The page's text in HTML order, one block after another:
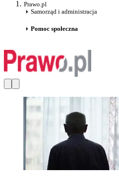
Prawo.pl
Samorząd i administracja
Pomoc społeczna